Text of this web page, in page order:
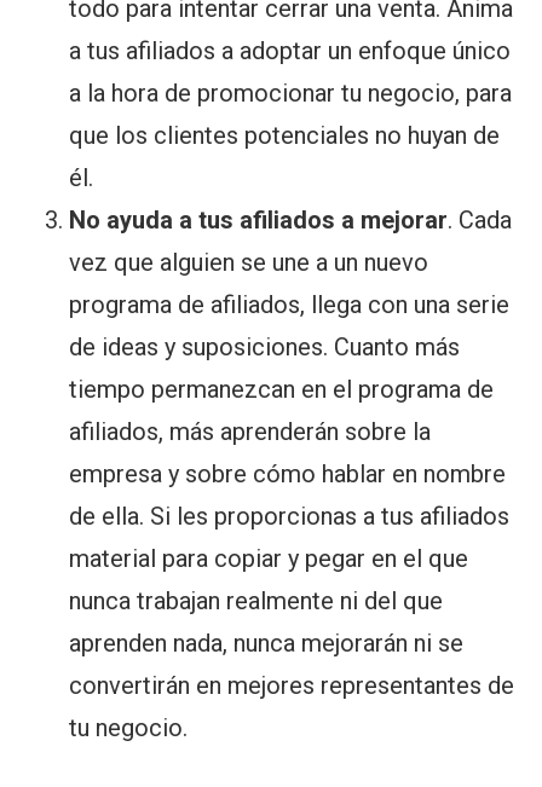
todo para intentar cerrar una venta. Anima
a tus afiliados a adoptar un enfoque único
a la hora de promocionar tu negocio, para
que los clientes potenciales no huyan de
él.
No ayuda a tus afiliados a mejorar. Cada
vez que alguien se une a un nuevo
programa de afiliados, llega con una serie
de ideas y suposiciones. Cuanto más
tiempo permanezcan en el programa de
afiliados, más aprenderán sobre la
empresa y sobre cómo hablar en nombre
de ella. Si les proporcionas a tus afiliados
material para copiar y pegar en el que
nunca trabajan realmente ni del que
aprenden nada, nunca mejorarán ni se
convertirán en mejores representantes de
tu negocio.